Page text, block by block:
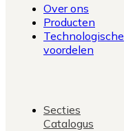
Over ons
Producten
Technologische
voordelen
Secties
Catalogus